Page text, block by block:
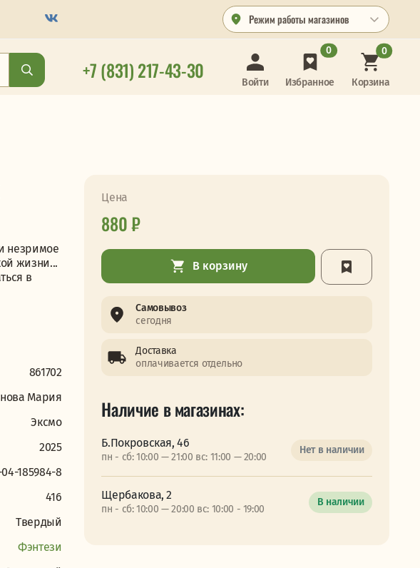
Режим работы магазинов
+7 (831) 217-43-30 Войти Избранное
0
Корзина
0
незримое
жизни...
в
861702
Мария
Эксмо
2025
185984-8
416
Твердый
Фэнтези
Цена
880 ₽
В корзину
Самовывоз
сегодня
Доставка
оплачивается отдельно
Наличие в магазинах:
Б.Покровская, 46
пн - сб: 10:00 — 21:00 вс: 11:00 — 20:00
Нет в наличии
Щербакова, 2
пн - сб: 10:00 — 20:00 вс: 10:00 - 19:00
В наличии